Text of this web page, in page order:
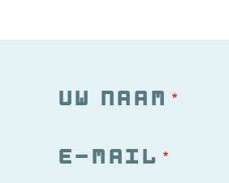
Uw naam
E-mail